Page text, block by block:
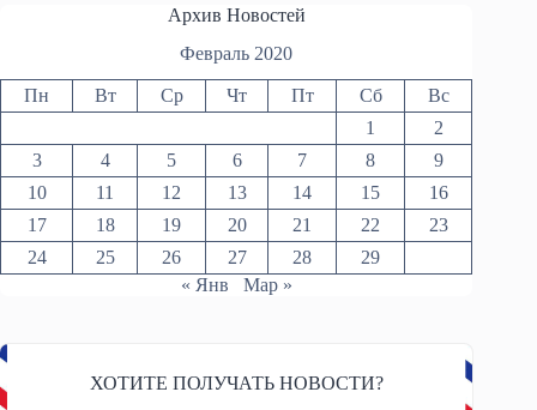
Архив Новостей
Февраль 2020
Пн Вт Ср Чт Пт Сб
Вс
1
2
3
4 5 6 7 8
9
10
11 12 13 14 15
16
17
18 19 20 21 22
23
24
25 26 27 28
29
« Янв
Мар »
ХОТИТЕ ПОЛУЧАТЬ НОВОСТИ?